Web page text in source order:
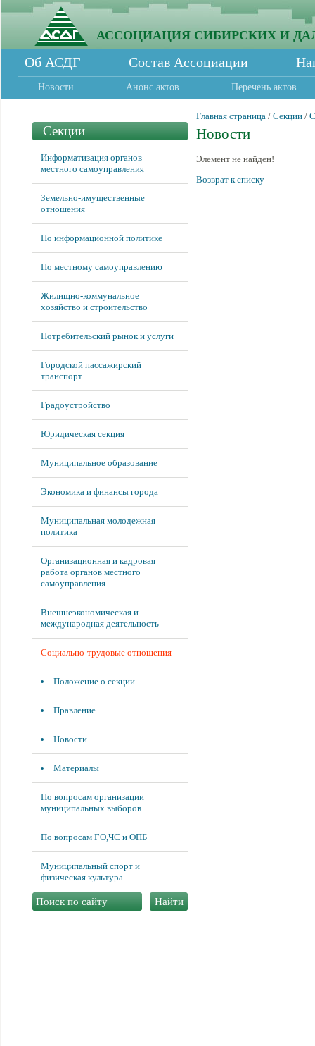
АССОЦИАЦИЯ СИБИРСКИХ И
Об АСДГ Состав Ассоциации
Новости Анонс актов Перечень актов
Секции
Информатизация органов
местного самоуправления
Земельно-имущественные
отношения
По информационной политике
По местному самоуправлению
Жилищно-коммунальное
хозяйство и строительство
Потребительский рынок и услуги
Городской пассажирский
транспорт
Градоустройство
Юридическая секция
Муниципальное образование
Экономика и финансы города
Муниципальная молодежная
политика
Организационная и кадровая
работа органов местного
самоуправления
Внешнеэкономическая и
международная деятельность
Социально-трудовые отношения
Положение о секции
Правление
Новости
Материалы
По вопросам организации
муниципальных выборов
По вопросам ГО,ЧС и ОПБ
Муниципальный спорт и
физическая культура
Главная страница / Секции /
Новости
Элемент не найден!
Возврат к списку